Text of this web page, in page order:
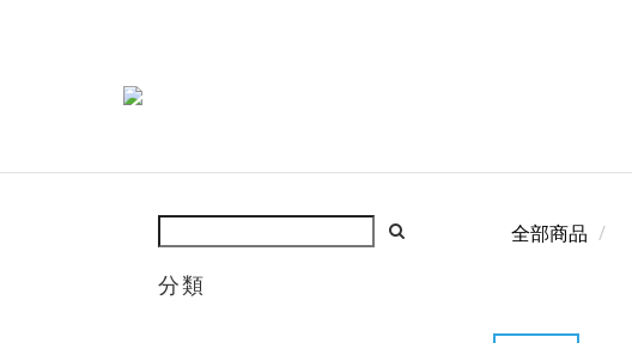
分類
全部商品